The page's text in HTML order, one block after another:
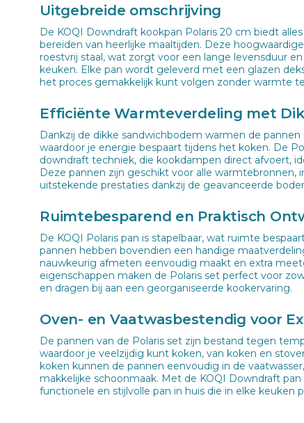
Uitgebreide omschrijving
De KOQI Downdraft kookpan Polaris 20 cm biedt
bereiden van heerlijke maaltijden. Deze
roestvrij staal, wat zorgt voor een lange levensduur
keuken. Elke pan wordt geleverd met een glazen
het proces gemakkelijk kunt volgen zonder warmte
Efficiënte Warmteverdeling met
Dankzij de dikke sandwichbodem warmen de
waardoor je energie bespaart tijdens het koken. De
downdraft techniek, die kookdampen direct afvoert,
Deze pannen zijn geschikt voor alle warmtebronnen,
uitstekende prestaties dankzij de geavanceerde
Ruimtebesparend en Praktisch
De KOQI Polaris pan is stapelbaar, wat ruimte
pannen hebben bovendien een handige
nauwkeurig afmeten eenvoudig maakt en extra
eigenschappen maken de Polaris set perfect voor
en dragen bij aan een georganiseerde kookervaring.
Oven- en Vaatwasbestendig voor
De pannen van de Polaris set zijn bestand tegen
waardoor je veelzijdig kunt koken, van koken en
koken kunnen de pannen eenvoudig in de
makkelijke schoonmaak. Met de KOQI Downdraft
functionele en stijlvolle pan in huis die in elke keuken